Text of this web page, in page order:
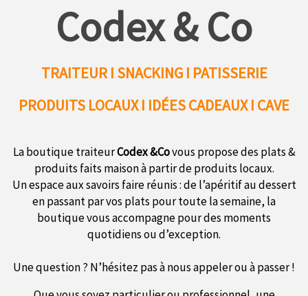
Codex & Co
TRAITEUR I SNACKING I PATISSERIE
PRODUITS LOCAUXI IDÉES CADEAUX I CAVE
La boutique traiteurCodex &Covous propose des plats &
produits faits maison à partir de produits locaux.
Un espace aux savoirs faire réunis : de l’apéritif au dessert
en passant par vos plats pour toute la semaine, la
boutique vous accompagne pour des moments
quotidiens ou d’exception.
Une question ? N’hésitez pas à nous appeler ou à passer !